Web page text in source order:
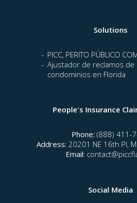
People's Insurance
Phone: (888) 411-
Address: 20201 NE 16th Pl,
Email:
Solutions
PICC, PERITO PÚBLICO
Ajustador de reclamos de
condominios en Florida
Social Media